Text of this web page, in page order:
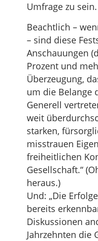
Umfrage zu sein.
Beachtlich –
– sind diese
Anschauungen
Prozent und
Überzeugung,
um die Belange
Generell
weit
starken,
misstrauen
freiheitlichen
Gesellschaft.“
heraus.)
Und: „Die
bereits
Diskussionen
Jahrzehnten die